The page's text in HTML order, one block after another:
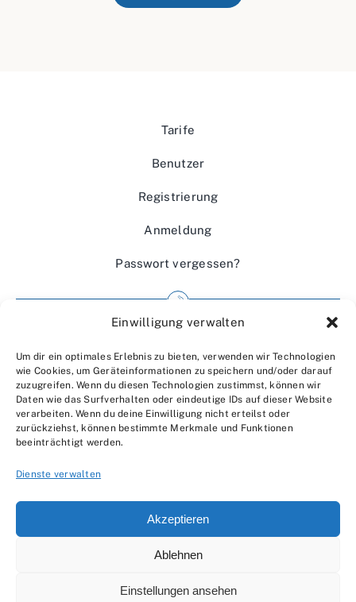
Einwilligung verwalten
Um dir ein optimales Erlebnis zu bieten, verwenden wir Technologien
wie Cookies, um Geräteinformationen zu speichern und/oder darauf
zuzugreifen. Wenn du diesen Technologien zustimmst, können wir
Daten wie das Surfverhalten oder eindeutige IDs auf dieser Website
verarbeiten. Wenn du deine Einwilligung nicht erteilst oder
zurückziehst, können bestimmte Merkmale und Funktionen
beeinträchtigt werden.
Dienste verwalten
Akzeptieren
Ablehnen
Einstellungen ansehen
Tarife
Benutzer
Registrierung
Anmeldung
Passwort vergessen?
Wir über uns
Kontakt
Datenschutzerklärung
© 2007 - 2026 •by Moveco